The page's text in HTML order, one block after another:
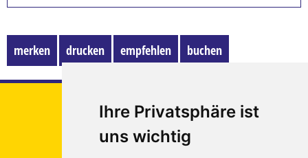
Ihre Privatsphäre ist
uns wichtig
merken drucken empfehlen buchen
Euregio
Tours
Reigate &